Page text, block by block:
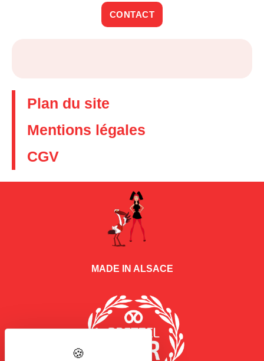
CONTACT
Plan du site
Mentions légales
CGV
MADE IN ALSACE